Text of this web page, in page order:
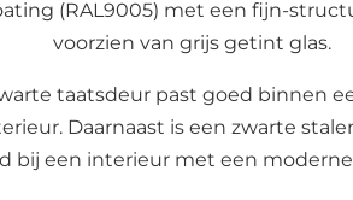
(RAL9005) met een fijn-
voorzien van grijs getint glas.
taatsdeur past goed binnen
Daarnaast is een zwarte
bij een interieur met een